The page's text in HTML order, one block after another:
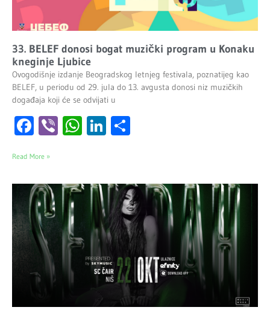
33. BELEF donosi bogat muzički program u Konaku
kneginje Ljubice
Ovogodišnje izdanje Beogradskog letnjeg festivala, poznatijeg kao
BELEF, u periodu od 29. jula do 13. avgusta donosi niz muzičkih
događaja koji će se odvijati u
Facebook
ViberWhatsApp
LinkedIn
Read More »